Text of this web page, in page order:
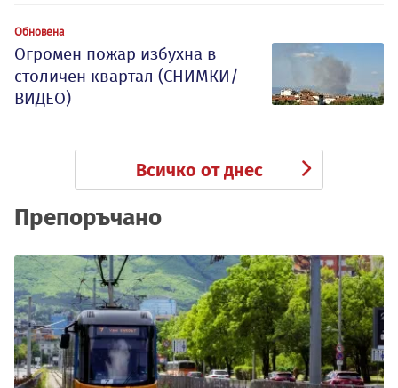
Обновена
Огромен пожар избухна в
столичен квартал (СНИМКИ/
ВИДЕО)
Всичко от днес
Препоръчано